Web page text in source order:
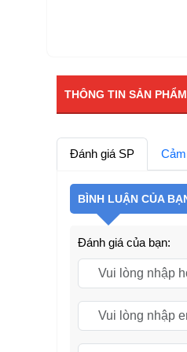
THÔNG TIN SẢN PHẨM
Đánh giá SP
BÌNH LUẬN CỦA
Đánh giá của bạn: